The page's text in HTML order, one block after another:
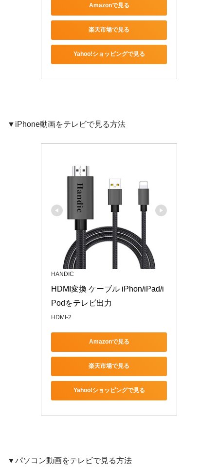
Amazonで見る
楽天市場で見る
Yahoo!ショッピングで見る
▼iPhone動画をテレビで見る方法
HANDIC
HDMI変換 ケーブル iPhon/iPad/i
Podをテレビ出力
HDMI-2
Amazonで見る
楽天市場で見る
Yahoo!ショッピングで見る
▼パソコン動画をテレビで見る方法